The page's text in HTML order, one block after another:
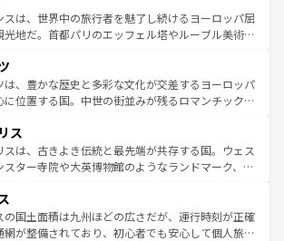
都マドリードの洗練された雰囲気や、バルセロナの
に溢れた街角から、地方では古代ローマ遺跡や中世
地方によって風土や気候が異なるスペインはその個
性で訪れる人を魅了する。 なお、新着のスペイン情報は コ
ツ一覧を参照してほしい。
スは、世界中の旅行者を魅了し続けるヨーロッパ屈
光地だ。首都パリのエッフェル塔やルーブル美術館
広い魅力が詰まっている。華麗な宮殿、歴史的な大
美しいビーチ、そして豊かな自然が、訪れる者を心
了する。また、フランスは美食の国としても知ら
シャンパンの発祥地であるランス、プロヴァンスの
いラベンダー畑など、多彩な楽しみ方が可能だ。さ
パリ以外の地域にも魅力が溢れており、どの街角に
方に足を運ぶとそれぞれで全く異なる文化を体験で
きるだろう。 なお、新着のフランス情報はコンテンツ一覧
してほしい。
は、豊かな歴史と多彩な文化が交差するヨーロッパ
に位置する国。中世の街並みが残るロマンチック街
つこの国は、どこを歩いても飽きることがない。ベ
の文化的活気、バイエルン州のアルプスの絶景、そ
イン川沿いのワイン畑といった風景は必見。ビール
好きな人にはぜひ体験してほしい。 なお、新着の
情報はコンテンツ一覧を参照してほしい。
ス
スは、古きよき伝統と最先端が共存する国。ウェス
スター寺院や大英博物館のようなランドマーク、歴
とに異なる魅力がある。また、優雅なアフタヌーン
、ビール好きにはたまらない英国パブ、サッカー観
、本場だからこそできる体験も豊富。イギリスを旅
の国土面積は九州ほどの広さだが、運行時刻が正確
網が整備されており、初心者でも安心して個人旅行